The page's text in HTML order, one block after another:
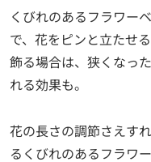
くびれのあるフラワー
で、花をピンと立たせ
飾る場合は、狭くなっ
れる効果も。
花の長さの調節さえす
るくびれのあるフラワ